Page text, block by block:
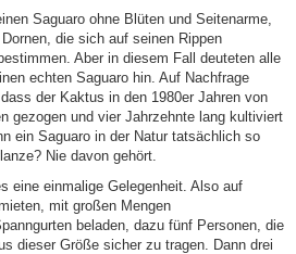
Saguaro ohne Blüten und Seitenarme,
die sich auf seinen Rippen
Aber in diesem Fall deuteten alle
echten Saguaro hin. Auf Nachfrage
der Kaktus in den 1980er Jahren von
gezogen und vier Jahrzehnte lang kultiviert
ein Saguaro in der Natur tatsächlich so
Nie davon gehört.
eine einmalige Gelegenheit. Also auf
mit großen Mengen
beladen, dazu fünf Personen, die
dieser Größe sicher zu tragen. Dann drei